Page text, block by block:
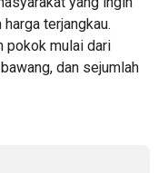
terjangkau.
pokok mulai dari
dan sejumlah